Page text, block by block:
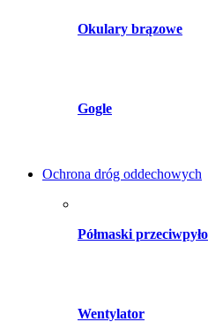
Okulary brązowe
Gogle
Ochrona dróg oddechowych
Półmaski
Wentylator